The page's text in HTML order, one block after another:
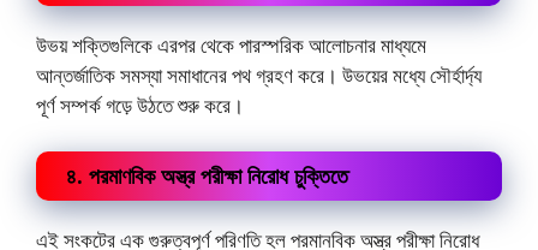
উভয় শক্তিগুলিকে এরপর থেকে পারস্পরিক আলোচনার মাধ্যমে
আন্তর্জাতিক সমস্যা সমাধানের পথ গ্রহণ করে। উভয়ের মধ্যে সৌর্হার্দ্য
পূর্ণ সম্পর্ক গড়ে উঠতে শুরু করে।
৪. পরমাণবিক অস্ত্র পরীক্ষা নিরোধ চুক্তিতে
এই সংকটের এক গুরুত্বপূর্ণ পরিণতি হল পরমানবিক অস্ত্র পরীক্ষা নিরোধ